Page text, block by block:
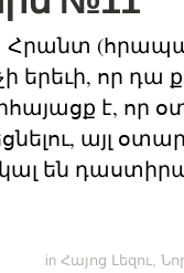
երեւի, որ դա
է, որ
այլ
են
in Հայոց Լեզու,